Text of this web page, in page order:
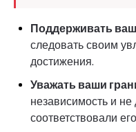
Поддерживать
следовать своим
достижения.
Уважать ваши
независимость и
соответствовали